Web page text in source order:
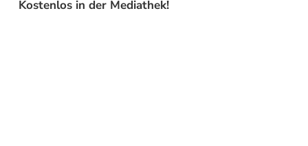
Kostenlos in der Mediathek!